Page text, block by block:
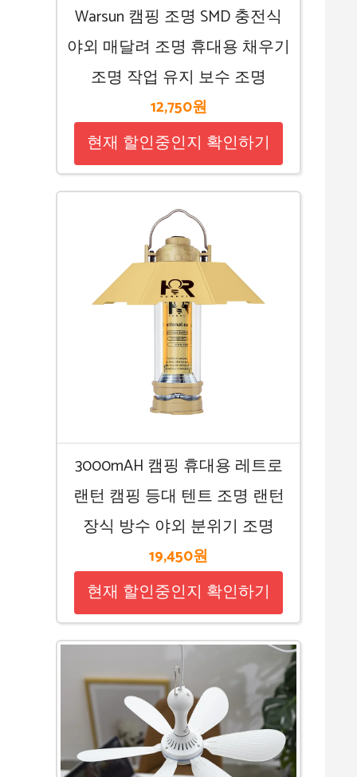
Warsun 캠핑 조명 SMD 충전식
야외 매달려 조명 휴대용 채우기
조명 작업 유지 보수 조명
12,750원
현재 할인중인지 확인하기
3000mAH 캠핑 휴대용 레트로
랜턴 캠핑 등대 텐트 조명 랜턴
장식 방수 야외 분위기 조명
19,450원
현재 할인중인지 확인하기